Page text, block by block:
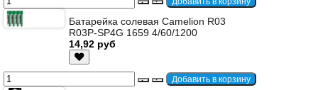
Батарейка солевая Camelion R03
R03P-SP4G 1659 4/60/1200
14,92 руб